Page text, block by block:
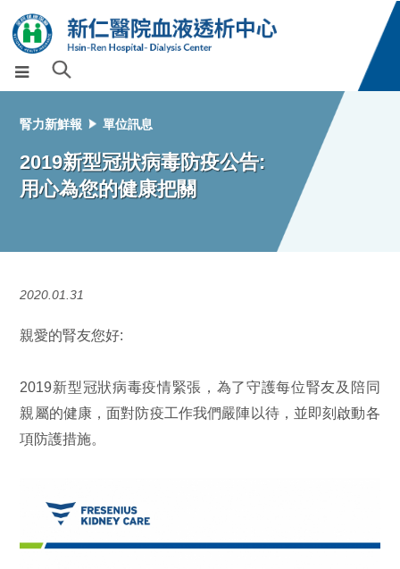
腎力新鮮報 單位訊息
2019新型冠狀病毒防疫公告:
用心為您的健康把關
2020.01.31
親愛的腎友您好:
2019新型冠狀病毒疫情緊張，為了守護每位腎友及陪同
親屬的健康，面對防疫工作我們嚴陣以待，並即刻啟動各
項防護措施。